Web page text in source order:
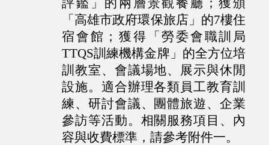
評鑑」的兩層景觀餐廳；獲頒
「高雄市政府環保旅店」的7樓住
宿會館；獲得「勞委會職訓局
TTQS訓練機構金牌」的全方位培
訓教室、會議場地、展示與休閒
設施。適合辦理各類員工教育訓
練、研討會議、團體旅遊、企業
參訪等活動。相關服務項目、內
容與收費標準，請參考附件一。